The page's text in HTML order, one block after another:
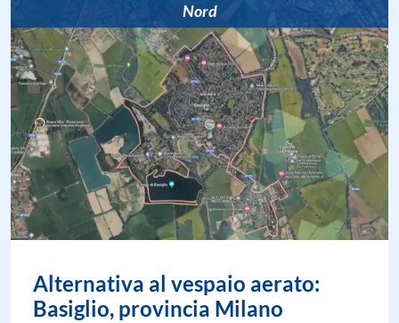
Nord
Alternativa al vespaio aerato:
Basiglio, provincia Milano